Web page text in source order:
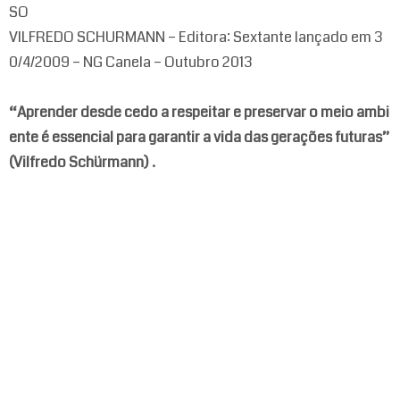
SO
VILFREDO SCHURMANN – Editora: Sextante lançado em 3
0/4/2009 – NG Canela – Outubro 2013
“Aprender desde cedo a respeitar e preservar o meio ambi
ente é essencial para garantir a vida das gerações futuras”
(Vilfredo Schürmann) .